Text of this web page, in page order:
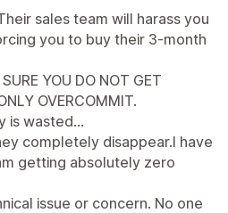
sales team will harass you
you to buy their 3-month
YOU DO NOT GET
OVERCOMMIT.
is wasted...
completely disappear.I have
getting absolutely zero
issue or concern. No one